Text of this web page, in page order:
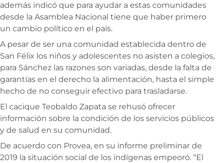
además indicó que para ayudar a estas comunidades
desde la Asamblea Nacional tiene que haber primero
un cambio político en el país.
A pesar de ser una comunidad establecida dentro de
San Félix los niños y adolescentes no asisten a colegios,
para Sánchez las razones son variadas, desde la falta de
garantías en el derecho la alimentación, hasta el simple
hecho de no conseguir efectivo para trasladarse.
El cacique Teobaldo Zapata se rehusó ofrecer
información sobre la condición de los servicios públicos
y de salud en su comunidad.
De acuerdo con Provea, en su informe preliminar de
2019 la situación social de los indígenas empeoró. “El